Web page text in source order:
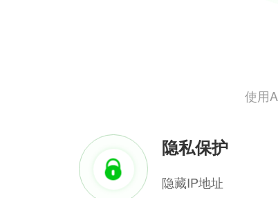
使用
隐私保护
隐藏IP地址